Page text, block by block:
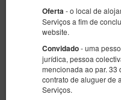
Oferta - o local de
Serviços a fim de
website.
Convidado- uma
jurídica, pessoa
mencionada ao par. 33
contrato de aluguer de
Serviços.